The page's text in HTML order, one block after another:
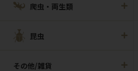
爬虫・両生類
昆虫
その他/雑貨